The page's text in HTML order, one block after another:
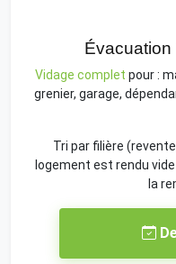
Vidage complet pour :
grenier, garage,
Tri par filière
logement est rendu
la